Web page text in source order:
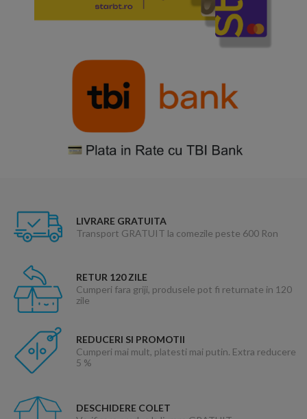
LIVRARE GRATUITA
Transport GRATUIT la comezile peste 600 Ron
RETUR 120 ZILE
Cumperi fara griji, produsele pot fi returnate in 120
zile
REDUCERI SI PROMOTII
Cumperi mai mult, platesti mai putin. Extra reducere
5 %
DESCHIDERE COLET